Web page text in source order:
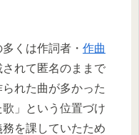
くは作詞者・ 作曲
れて匿名のままで
れた曲が多かった
」という位置づけ
を課していたため